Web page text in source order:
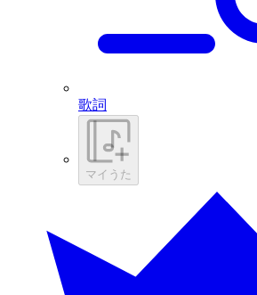
歌詞
マイうた